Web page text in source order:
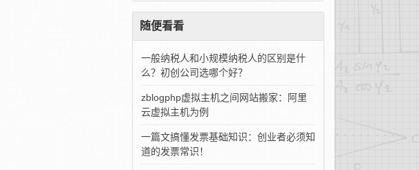
随便看看
一般纳税人和小规模纳税人的区别是什
么？初创公司选哪个好？
zblogphp虚拟主机之间网站搬家：阿里
云虚拟主机为例
一篇文搞懂发票基础知识：创业者必须知
道的发票常识！